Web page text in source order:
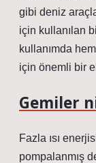
gibi deniz
için kullanılan
kullanımda
için önemli bir
Gemiler
Fazla ısı
pompalanmış